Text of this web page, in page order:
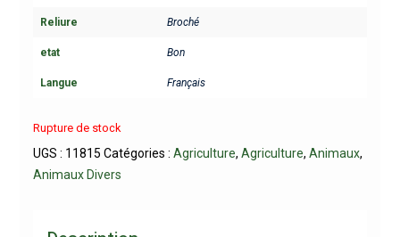
Reliure Broché
etat Bon
Langue Français
Rupture de stock
UGS : 11815 Catégories : Agriculture, Agriculture, Animaux,
Animaux Divers